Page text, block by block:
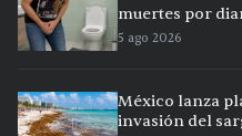
muertes por
5 ago 2026
México lanza
invasión del